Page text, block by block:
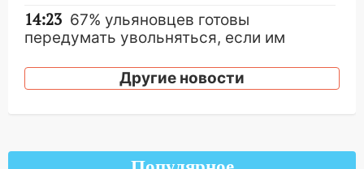
14:23 67% ульяновцев готовы
передумать увольняться, если им
14:01 Инсценировали ДТП и получили
Другие новости